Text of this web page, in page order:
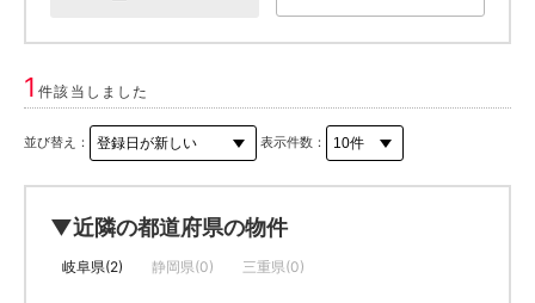
1件該当しました
並び替え： 表示件数：
▼近隣の都道府県の物件
岐阜県(2) 静岡県(0) 三重県(0)